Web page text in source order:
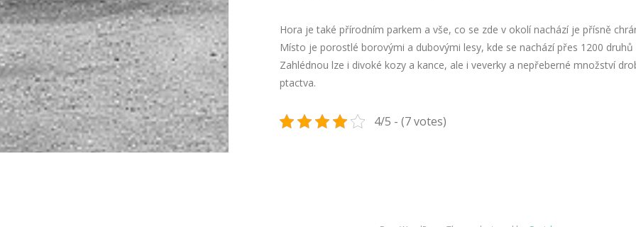
Hora je také přírodním parkem a vše, co se zde v okolí nachází je přísně
Místo je porostlé borovými a dubovými lesy, kde se nachází přes 1200 druhů
Zahlédnou lze i divoké kozy a kance, ale i veverky a nepřeberné množství
ptactva.
4/5 - (7 votes)